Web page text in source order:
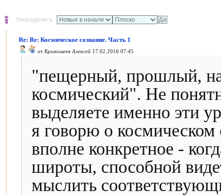
Упорядочить:
Re: Re: Космическое сознание. Часть 1
от Кривошеев Алексей 17.02.2016 07:45
"пещерный, прошлый,
космический". Не
выделяете именно эти
я говорю о
вполне конкретное -
широты, способной
мыслить